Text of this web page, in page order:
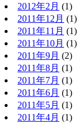
2012年2月 (1)
2011年12月 (1)
2011年11月 (1)
2011年10月 (1)
2011年9月 (2)
2011年8月 (1)
2011年7月 (1)
2011年6月 (1)
2011年5月 (1)
2011年4月 (1)